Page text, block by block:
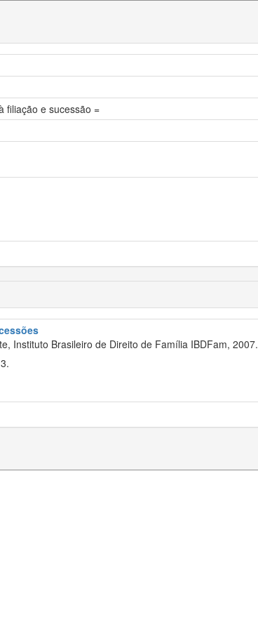
filiação e sucessão =
Instituto Brasileiro de Direito de Família IBDFam, 2007.